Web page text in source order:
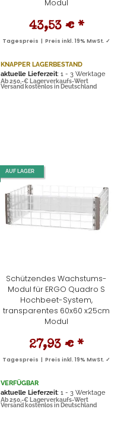
Modul
43,53 € *
Tagespreis | Preis inkl. 19% MwSt. ✓
KNAPPER LAGERBESTAND
aktuelle Lieferzeit: 1 - 3 Werktage
Ab 250,-€ Lagerverkaufs-Wert
Versand kostenlos in Deutschland
AUF LAGER
Schützendes Wachstums-
Modul für ERGO Quadro S
Hochbeet-System,
transparentes 60x60 x25cm
Modul
27,93 € *
Tagespreis | Preis inkl. 19% MwSt. ✓
VERFÜGBAR
aktuelle Lieferzeit: 1 - 3 Werktage
Ab 250,-€ Lagerverkaufs-Wert
Versand kostenlos in Deutschland